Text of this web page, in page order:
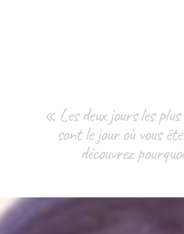
« Les deux jours les
sont le jour où vous
découvrez